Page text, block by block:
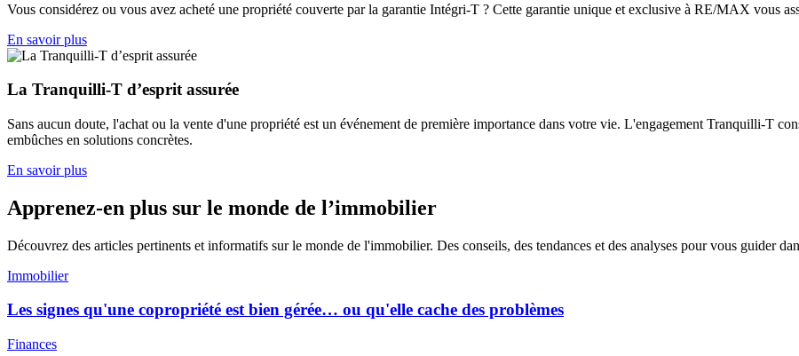
Vous considérez ou vous avez acheté une propriété couverte par la garantie Intégri-T ? Cette garantie unique et exclusive à RE/MAX vous
En savoir plus
La Tranquilli-T d’esprit assurée
Sans aucun doute, l'achat ou la vente d'une propriété est un événement de première importance dans votre vie. L'engagement Tranquilli-T
embûches en solutions concrètes.
En savoir plus
Apprenez-en plus sur le monde de l’immobilier
Découvrez des articles pertinents et informatifs sur le monde de l'immobilier. Des conseils, des tendances et des analyses pour vous guider
Immobilier
Les signes qu'une copropriété est bien gérée… ou qu'elle cache des problèmes
Finances